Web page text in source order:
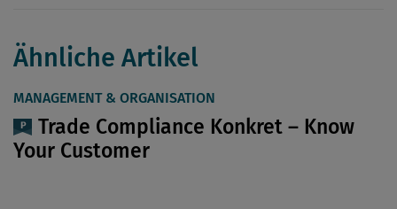
Ähnliche Artikel
MANAGEMENT & ORGANISATION
Trade Compliance Konkret – Know
Your Customer